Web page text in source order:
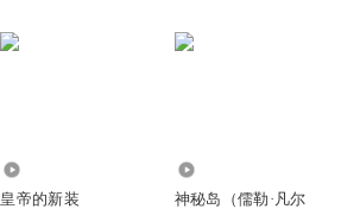
皇帝的新装
神秘岛（儒勒·凡尔